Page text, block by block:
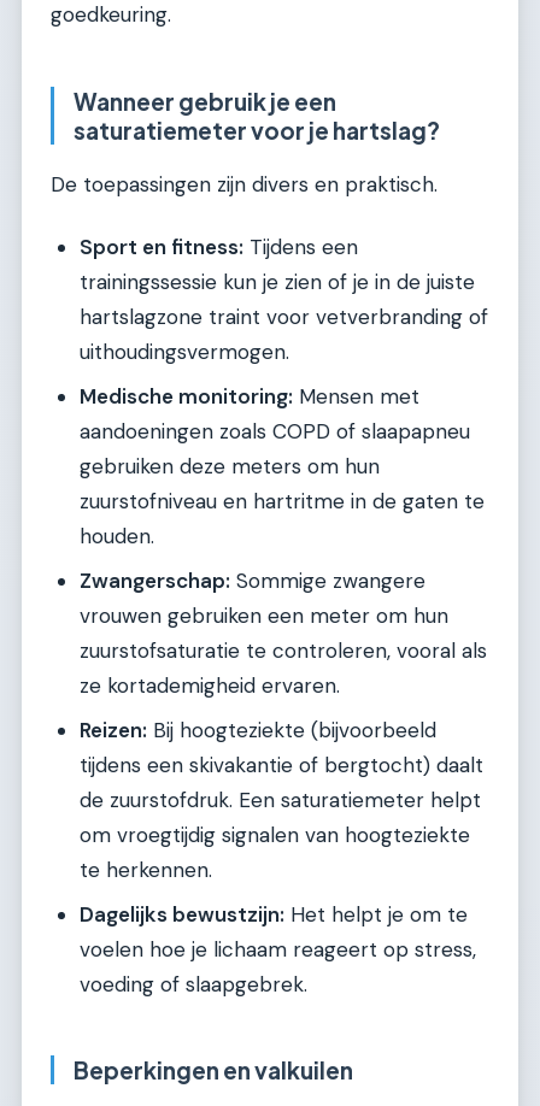
goedkeuring.
Wanneer gebruik je een
saturatiemeter voor je hartslag?
De toepassingen zijn divers en praktisch.
Sport en fitness: Tijdens een
trainingssessie kun je zien of je in de juiste
hartslagzone traint voor vetverbranding of
uithoudingsvermogen.
Medische monitoring: Mensen met
aandoeningen zoals COPD of slaapapneu
gebruiken deze meters om hun
zuurstofniveau en hartritme in de gaten te
houden.
Zwangerschap: Sommige zwangere
vrouwen gebruiken een meter om hun
zuurstofsaturatie te controleren, vooral als
ze kortademigheid ervaren.
Reizen: Bij hoogteziekte (bijvoorbeeld
tijdens een skivakantie of bergtocht) daalt
de zuurstofdruk. Een saturatiemeter helpt
om vroegtijdig signalen van hoogteziekte
te herkennen.
Dagelijks bewustzijn: Het helpt je om te
voelen hoe je lichaam reageert op stress,
voeding of slaapgebrek.
Beperkingen en valkuilen